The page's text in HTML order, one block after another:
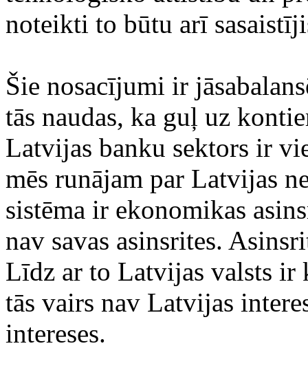
noteikti to būtu arī
Šie nosacījumi ir
tās naudas, ka guļ uz
Latvijas banku sektors ir
mēs runājam par Latvijas
sistēma ir ekonomikas
nav savas asinsrites.
Līdz ar to Latvijas valsts
tās vairs nav Latvijas
intereses.